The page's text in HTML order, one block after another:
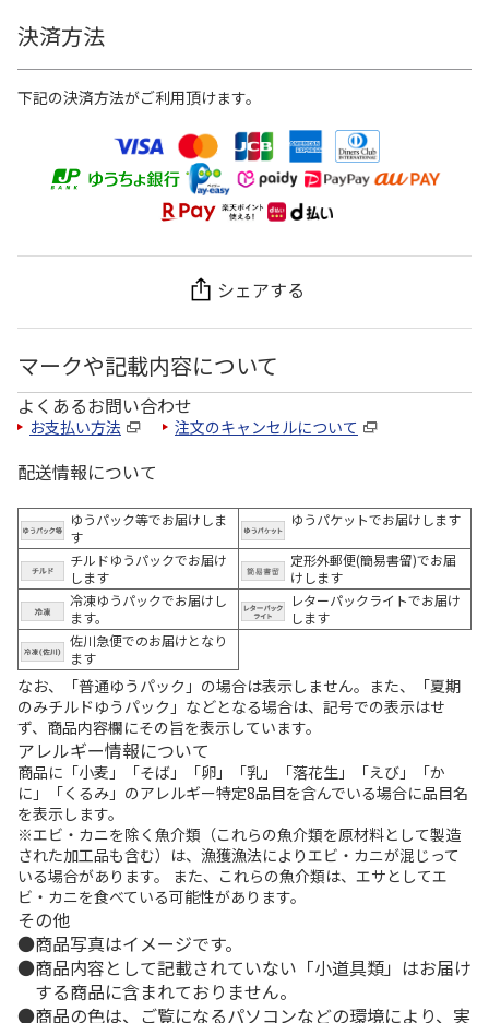
決済方法
下記の決済方法がご利用頂けます。
シェアする
マークや記載内容について
よくあるお問い合わせ
お支払い方法 注文のキャンセルについて
配送情報について
ゆうパック等でお届けしま
す
ゆうパケットでお届けします
チルドゆうパックでお届け
します
定形外郵便(簡易書留)でお届
けします
冷凍ゆうパックでお届けし
ます。
レターパックライトでお届け
します
佐川急便でのお届けとなり
ます
なお、「普通ゆうパック」の場合は表示しません。また、「夏期
のみチルドゆうパック」などとなる場合は、記号での表示はせ
ず、商品内容欄にその旨を表示しています。
アレルギー情報について
商品に「小麦」「そば」「卵」「乳」「落花生」「えび」「か
に」「くるみ」のアレルギー特定8品目を含んでいる場合に品目名
を表示します。
※エビ・カニを除く魚介類（これらの魚介類を原材料として製造
された加工品も含む）は、漁獲漁法によりエビ・カニが混じって
いる場合があります。 また、これらの魚介類は、エサとしてエ
ビ・カニを食べている可能性があります。
その他
商品写真はイメージです。
商品内容として記載されていない「小道具類」はお届け
する商品に含まれておりません。
商品の色は、ご覧になるパソコンなどの環境により、実